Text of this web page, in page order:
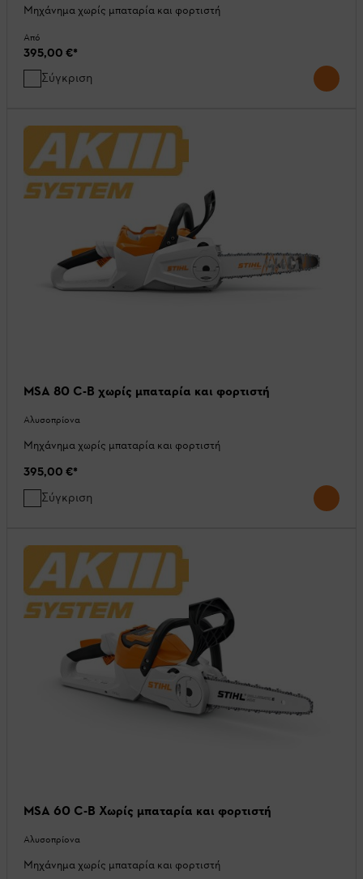
Μηχάνημα χωρίς μπαταρία και φορτιστή
Από
395,00 €*
Σύγκριση
MSA 80 C-B χωρίς μπαταρία και φορτιστή
Αλυσοπρίονα
Μηχάνημα χωρίς μπαταρία και φορτιστή
395,00 €*
Σύγκριση
MSA 60 C-B Χωρίς μπαταρία και φορτιστή
Αλυσοπρίονα
Μηχάνημα χωρίς μπαταρία και φορτιστή